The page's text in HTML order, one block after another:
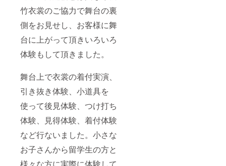
竹衣裳のご協力で舞台の裏
側をお見せし、お客様に舞
台に上がって頂きいろいろ
体験もして頂きました。
舞台上で衣裳の着付実演、
引き抜き体験、小道具を
使って後見体験、つけ打ち
体験、見得体験、着付体験
など行ないました。小さな
お子さんから留学生の方と